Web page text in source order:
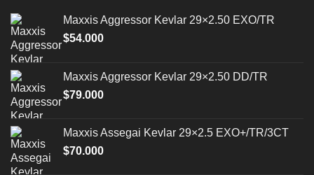
Maxxis Aggressor Kevlar 29×2.50 EXO/TR
$54.000
Maxxis Aggressor Kevlar 29×2.50 DD/TR
$79.000
Maxxis Assegai Kevlar 29×2.5 EXO+/TR/3CT
$70.000